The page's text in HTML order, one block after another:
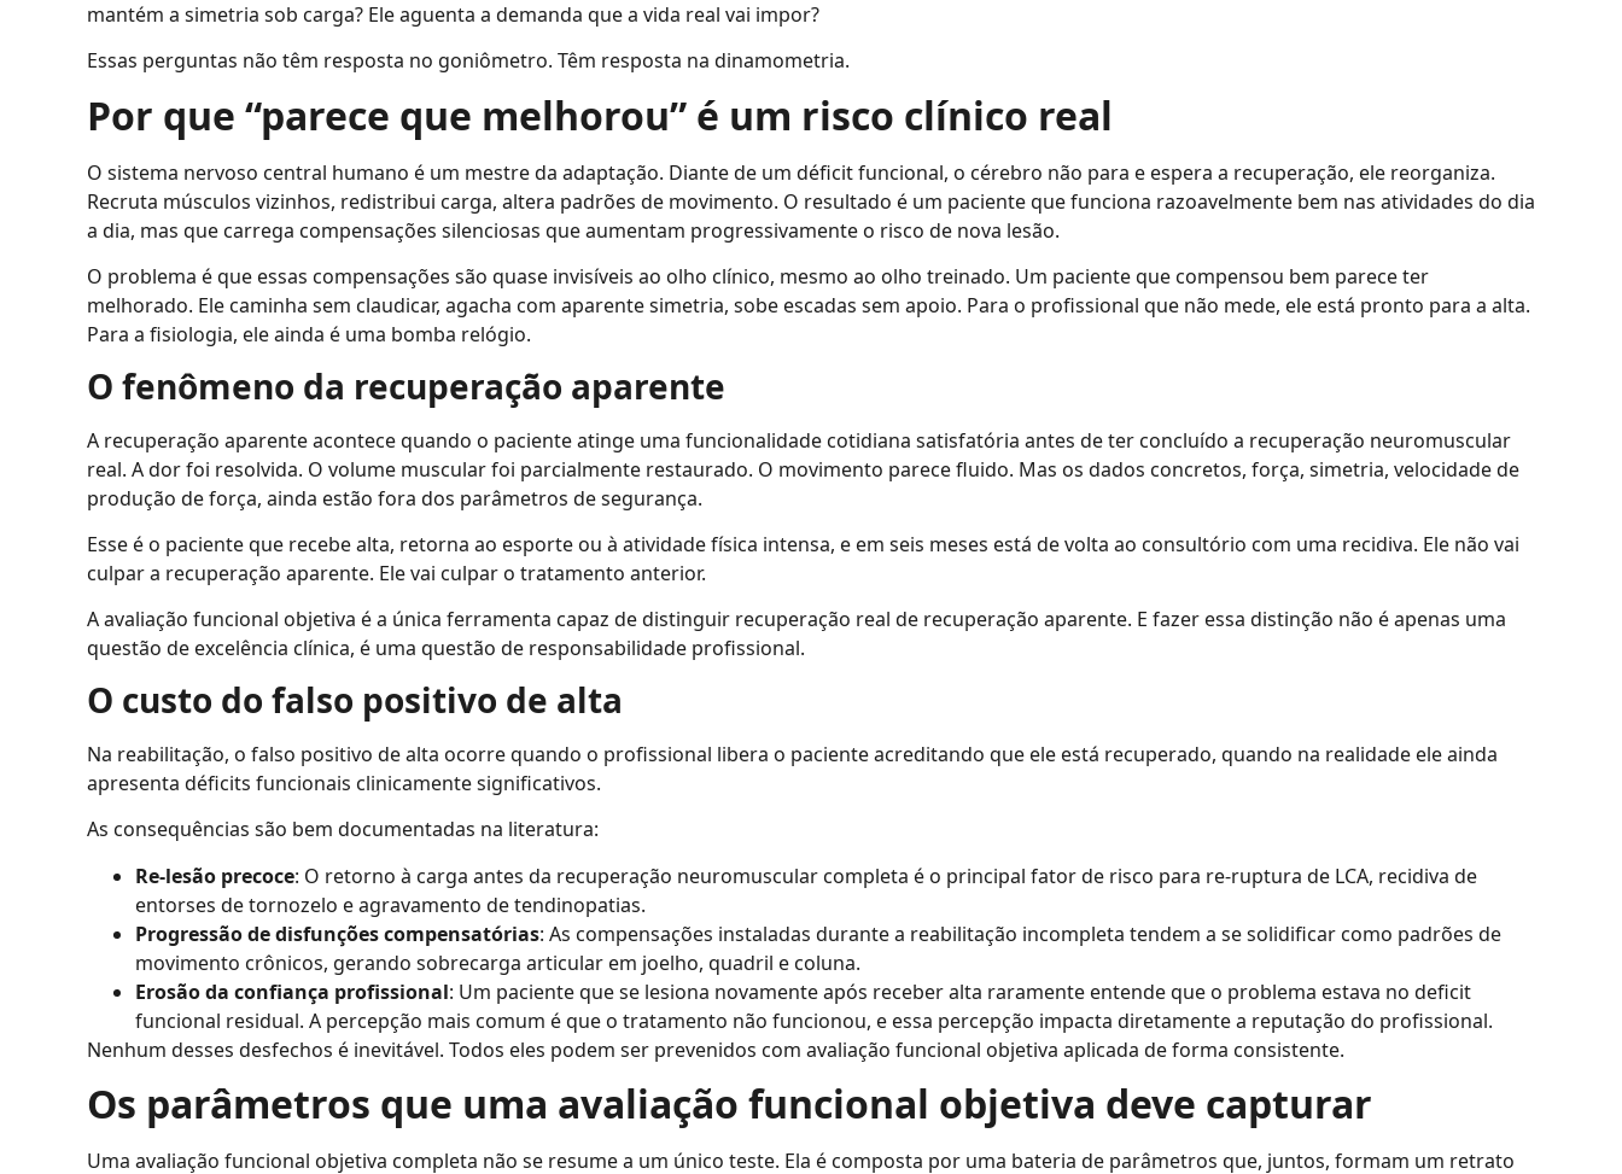
mantém a simetria sob carga? Ele aguenta a demanda que a vida real vai impor?
Essas perguntas não têm resposta no goniômetro. Têm resposta na dinamometria.
Por que “parece que melhorou” é um risco clínico real
O sistema nervoso central humano é um mestre da adaptação. Diante de um déficit funcional, o cérebro não para e espera a recuperação, ele reorganiza.
Recruta músculos vizinhos, redistribui carga, altera padrões de movimento. O resultado é um paciente que funciona razoavelmente bem nas atividades do dia
a dia, mas que carrega compensações silenciosas que aumentam progressivamente o risco de nova lesão.
O problema é que essas compensações são quase invisíveis ao olho clínico, mesmo ao olho treinado. Um paciente que compensou bem parece ter
melhorado. Ele caminha sem claudicar, agacha com aparente simetria, sobe escadas sem apoio. Para o profissional que não mede, ele está pronto para a alta.
Para a fisiologia, ele ainda é uma bomba relógio.
O fenômeno da recuperação aparente
A recuperação aparente acontece quando o paciente atinge uma funcionalidade cotidiana satisfatória antes de ter concluído a recuperação neuromuscular
real. A dor foi resolvida. O volume muscular foi parcialmente restaurado. O movimento parece fluido. Mas os dados concretos, força, simetria, velocidade de
produção de força, ainda estão fora dos parâmetros de segurança.
Esse é o paciente que recebe alta, retorna ao esporte ou à atividade física intensa, e em seis meses está de volta ao consultório com uma recidiva. Ele não vai
culpar a recuperação aparente. Ele vai culpar o tratamento anterior.
A avaliação funcional objetiva é a única ferramenta capaz de distinguir recuperação real de recuperação aparente. E fazer essa distinção não é apenas uma
questão de excelência clínica, é uma questão de responsabilidade profissional.
O custo do falso positivo de alta
Na reabilitação, o falso positivo de alta ocorre quando o profissional libera o paciente acreditando que ele está recuperado, quando na realidade ele ainda
apresenta déficits funcionais clinicamente significativos.
As consequências são bem documentadas na literatura:
Re-lesão precoce: O retorno à carga antes da recuperação neuromuscular completa é o principal fator de risco para re-ruptura de LCA, recidiva de
entorses de tornozelo e agravamento de tendinopatias.
Progressão de disfunções compensatórias: As compensações instaladas durante a reabilitação incompleta tendem a se solidificar como padrões de
movimento crônicos, gerando sobrecarga articular em joelho, quadril e coluna.
Erosão da confiança profissional: Um paciente que se lesiona novamente após receber alta raramente entende que o problema estava no deficit
funcional residual. A percepção mais comum é que o tratamento não funcionou, e essa percepção impacta diretamente a reputação do profissional.
Nenhum desses desfechos é inevitável. Todos eles podem ser prevenidos com avaliação funcional objetiva aplicada de forma consistente.
Os parâmetros que uma avaliação funcional objetiva deve capturar
Uma avaliação funcional objetiva completa não se resume a um único teste. Ela é composta por uma bateria de parâmetros que, juntos, formam um retrato